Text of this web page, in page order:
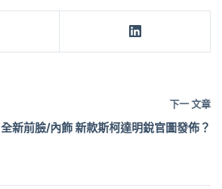
下一 文章
全新前臉/內飾 新款斯柯達明銳官圖發佈？